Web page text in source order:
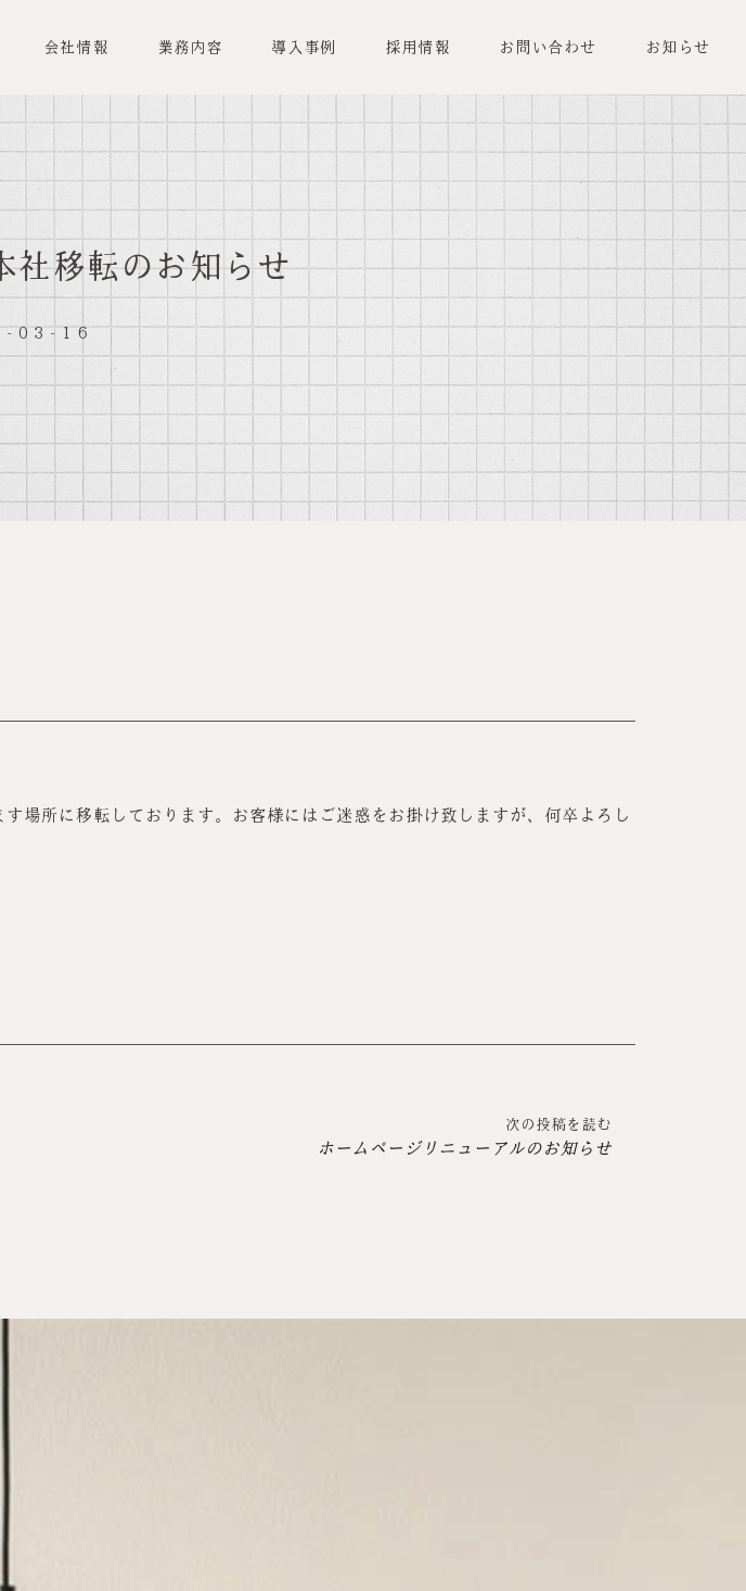
会社情報 業務内容 導入事例 採用情報 お問い合わせ お知らせ
社移転のお知らせ
03-16
場所に移転しております。お客様にはご迷惑をお掛け致しますが、何卒よろし
次の投稿を読む
ホームページリニューアルのお知らせ